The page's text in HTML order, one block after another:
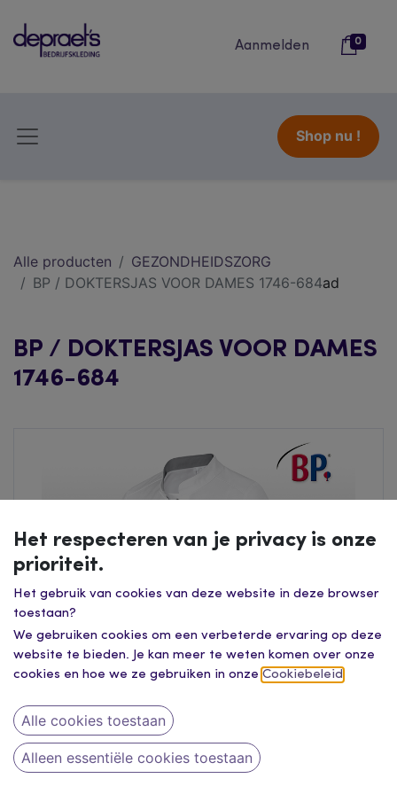
Aanmelden 0
Shop nu !
Alle producten
GEZONDHEIDSZORG
BP / DOKTERSJAS VOOR DAMES 1746-684ad
BP / DOKTERSJAS VOOR DAMES
1746-684
Het respecteren van je privacy is onze
prioriteit.
Het gebruik van cookies van deze website in deze browser
toestaan?
We gebruiken cookies om een verbeterde ervaring op deze
website te bieden. Je kan meer te weten komen over onze
cookies en hoe we ze gebruiken in onze Cookiebeleid
Alle cookies toestaan
Alleen essentiële cookies toestaan